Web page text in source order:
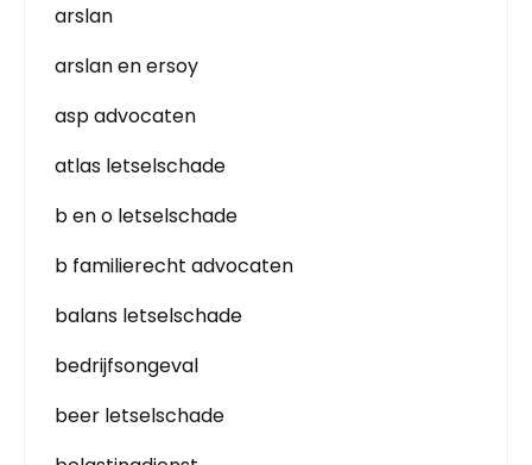
arslan
arslan en ersoy
asp advocaten
atlas letselschade
b en o letselschade
b familierecht advocaten
balans letselschade
bedrijfsongeval
beer letselschade